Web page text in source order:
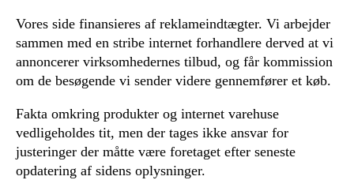
Vores side finansieres af reklameindtægter. Vi arbejder
sammen med en stribe internet forhandlere derved at vi
annoncerer virksomhedernes tilbud, og får kommission
om de besøgende vi sender videre gennemfører et køb.
Fakta omkring produkter og internet varehuse
vedligeholdes tit, men der tages ikke ansvar for
justeringer der måtte være foretaget efter seneste
opdatering af sidens oplysninger.